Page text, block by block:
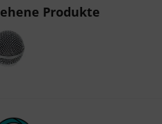
Produkte